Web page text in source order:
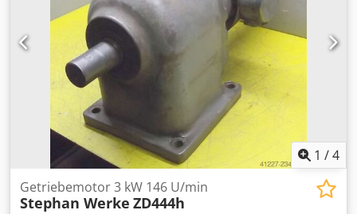
1 /4
Getriebemotor 3 kW 146 U/min
Stephan Werke ZD444h